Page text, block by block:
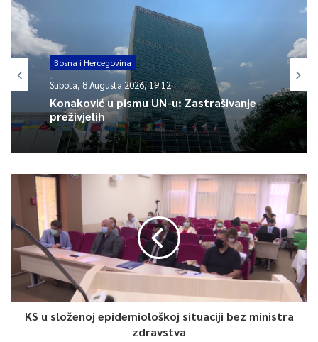
0
Article Rating
Bosna i Hercegovina
Subota, 8 Augusta 2026, 19:12
Konaković u pismu UN-u: Zastrašivanje
preživjelih
KS u složenoj epidemiološkoj situaciji bez ministra
zdravstva